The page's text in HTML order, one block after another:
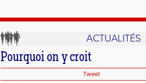
ACTUALITÉS
Pourquoi on y croit
Tweet